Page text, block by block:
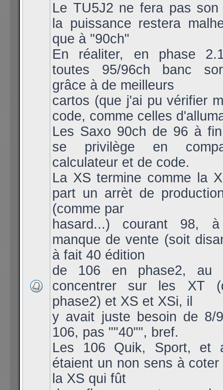
Le TU5J2 ne fera pas son
la puissance restera
que à "90ch"
En réaliter, en phase
toutes 95/96ch banc
grâce à de meilleurs
cartos (que j'ai pu vérifier
code, comme celles
Les Saxo 90ch de 96 à
se privilège en
calculateur et de code.
La XS termine comme la
part un arrèt de
(comme par
hasard...) courant 98,
manque de vente (soit
à fait 40 édition
de 106 en phase2, au
concentrer sur les XT
phase2) et XS et XSi, il
y avait juste besoin de 8/
106, pas ""40"", bref.
Les 106 Quik, Sport, et
étaient un non sens à
la XS qui fût